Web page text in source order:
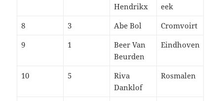
Hendrikx
eek
8
3 Abe Bol
Cromvoirt
9
1
Beer Van
Beurden
Eindhoven
10 5
Riva
Danklof
Rosmalen